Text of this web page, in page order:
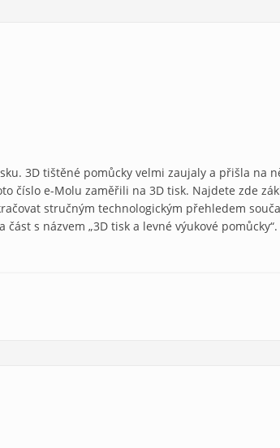
3D tištěné pomůcky velmi zaujaly a přišla na
číslo e-Molu zaměřili na 3D tisk. Najdete zde
stručným technologickým přehledem
s názvem „3D tisk a levné výukové pomůcky“.